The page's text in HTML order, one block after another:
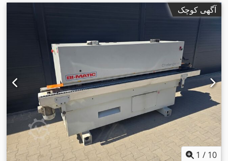
آگهی کوچک
1 / 10